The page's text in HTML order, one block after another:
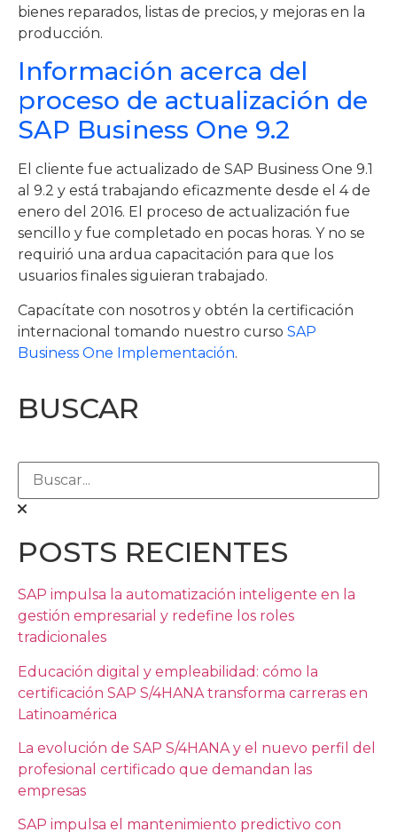
bienes reparados, listas de precios, y mejoras en la
producción.
Información acerca del
proceso de actualización de
SAP Business One 9.2
El cliente fue actualizado de SAP Business One 9.1
al 9.2 y está trabajando eficazmente desde el 4 de
enero del 2016. El proceso de actualización fue
sencillo y fue completado en pocas horas. Y no se
requirió una ardua capacitación para que los
usuarios finales siguieran trabajado.
Capacítate con nosotros y obtén la certificación
internacional tomando nuestro curso SAP
Business One Implementación.
BUSCAR
POSTS RECIENTES
SAP impulsa la automatización inteligente en la
gestión empresarial y redefine los roles
tradicionales
Educación digital y empleabilidad: cómo la
certificación SAP S/4HANA transforma carreras en
Latinoamérica
La evolución de SAP S/4HANA y el nuevo perfil del
profesional certificado que demandan las
empresas
SAP impulsa el mantenimiento predictivo con